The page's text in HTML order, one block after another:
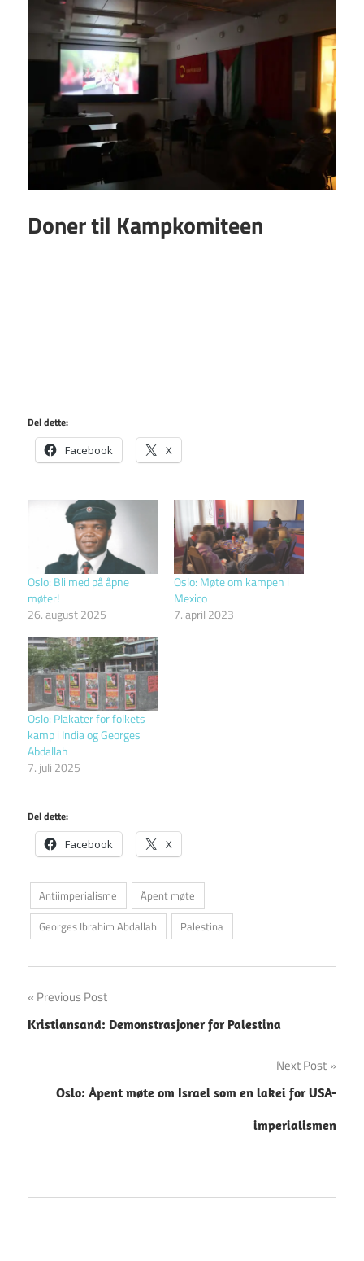
Doner til Kampkomiteen
Del dette:
Facebook X
Oslo: Bli med på åpne
møter!
26. august 2025
Oslo: Møte om kampen i
Mexico
7. april 2023
Oslo: Plakater for folkets
kamp i India og Georges
Abdallah
7. juli 2025
Del dette:
Facebook X
Antiimperialisme
Åpent møte
Georges Ibrahim Abdallah
Palestina
Innleggsnavigasjon
Previous Post
Kristiansand: Demonstrasjoner for Palestina
Next Post
Oslo: Åpent møte om Israel som en lakei for USA-
imperialismen